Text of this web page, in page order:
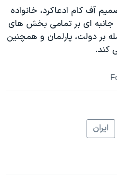
آف کام ادعاکرد، خانواده
جانبه ای بر تمامی بخش های
بر دولت، پارلمان و همچنين
کند.
ايران